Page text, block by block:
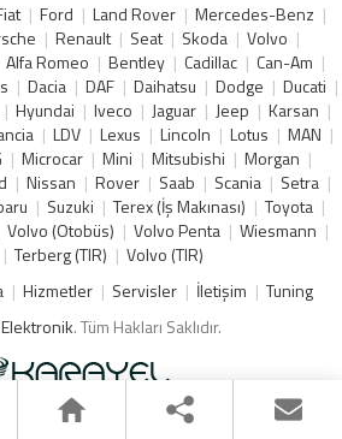
Ford Land Rover
Mercedes-Benz
Renault Seat Skoda
Volvo
Alfa Romeo Bentley Cadillac
Can-Am
Dacia DAF Daihatsu Dodge
Ducati
Hyundai Iveco Jaguar Jeep
Karsan
LDV Lexus Lincoln Lotus
MAN
Microcar Mini Mitsubishi
Morgan
Nissan Rover Saab Scania
Setra
Suzuki Terex (İş Makınası)
Toyota
Volvo (Otobüs) Volvo Penta
Wiesmann
Terberg (TIR)
Volvo (TIR)
Hizmetler Servisler İletişim
Tuning
Elektronik. Tüm Hakları Saklıdır.